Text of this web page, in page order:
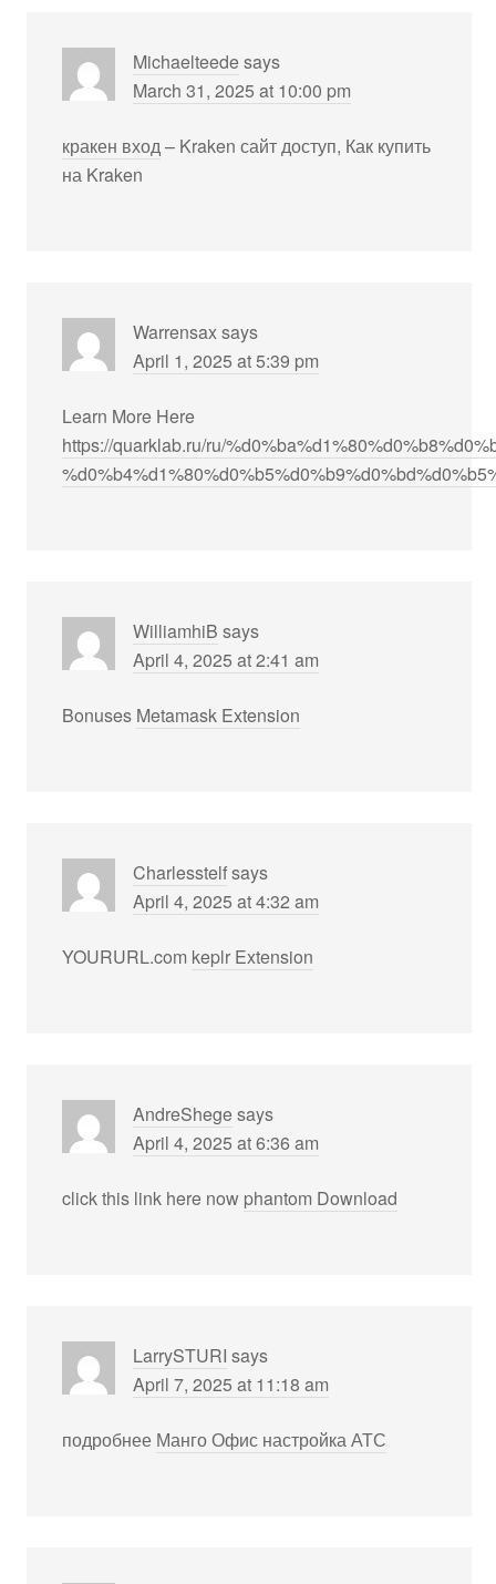
Michaelteedesays
March 31, 2025 at 10:00 pm
кракен вход– Kraken сайт доступ, Как купить
на Kraken
Warrensaxsays
April 1, 2025 at 5:39 pm
Learn More Here
https://quarklab.ru/ru/
WilliamhiB says
April 4, 2025 at 2:41 am
Bonuses Metamask Extension
Charlesstelfsays
April 4, 2025 at 4:32 am
YOURURL.com keplr Extension
AndreShegesays
April 4, 2025 at 6:36 am
click this link here now phantom Download
LarrySTURI says
April 7, 2025 at 11:18 am
подробнее Манго Офис настройка АТС